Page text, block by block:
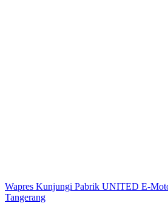
Wapres Kunjungi Pabrik UNITED E-
Tangerang